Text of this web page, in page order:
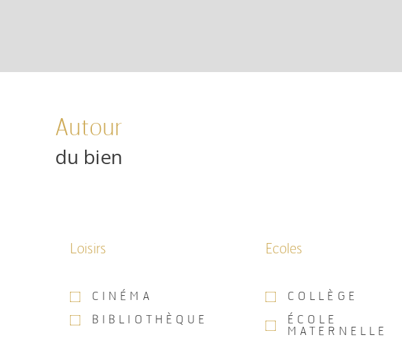
Autour
du bien
Loisirs
CINÉMA
BIBLIOTHÈQUE
Ecoles
COLLÈGE
ÉCOLE
MATERNELLE